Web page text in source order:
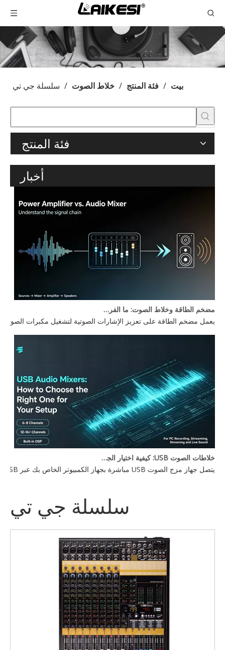
بيت / فئة المنتج / خلاط الصوت / سلسلة جي تي
فئة المنتج
أخبار
مضخم الطاقة وخلاط الصوت: ما الفرق؟
يعمل مضخم الطاقة على تعزيز الإشارات الصوتية لتشغيل مكبرات
خلاطات الصوت USB: كيفية اختيار الجهاز المناسب لإعدادك
يتصل جهاز مزج الصوت USB مباشرة بجهاز الكمبيوتر الخاص بك عبر USB، مما يتيح لك التحكم في مدخلات الصوت المتعددة — الميكروفونات والأدوات وأجهزة التشغيل — من وحدة تحكم واحدة. يعتمد الخيار الأفضل على احتياجات عدد القنوات لديك، وميزات DSP، وما إذا كنت بحاجة إلى طاقة فانتوم للميكروفونات المكثفة.
سلسلة جي تي